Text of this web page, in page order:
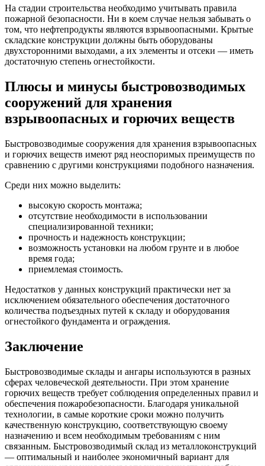
На стадии строительства необходимо учитывать правила
пожарной безопасности. Ни в коем случае нельзя забывать о
том, что нефтепродукты являются взрывоопасными. Крытые
складские конструкции должны быть оборудованы
двухсторонними выходами, а их элементы и отсеки — иметь
достаточную степень огнестойкости.
Плюсы и минусы быстровозводимых
сооружений для хранения
взрывоопасных и горючих веществ
Быстровозводимые сооружения для хранения взрывоопасных
и горючих веществ имеют ряд неоспоримых преимуществ по
сравнению с другими конструкциями подобного назначения.
Среди них можно выделить:
высокую скорость монтажа;
отсутствие необходимости в использовании
специализированной техники;
прочность и надежность конструкции;
возможность установки на любом грунте и в любое
время года;
приемлемая стоимость.
Недостатков у данных конструкций практически нет за
исключением обязательного обеспечения достаточного
количества подъездных путей к складу и оборудования
огнестойкого фундамента и ограждения.
Заключение
Быстровозводимые склады и ангары используются в разных
сферах человеческой деятельности. При этом хранение
горючих веществ требует соблюдения определенных правил и
обеспечения пожаробезопасности. Благодаря уникальной
технологии, в самые короткие сроки можно получить
качественную конструкцию, соответствующую своему
назначению и всем необходимым требованиям с ним
связанным. Быстровозводимый склад из металлоконструкций
— оптимальный и наиболее экономичный вариант для